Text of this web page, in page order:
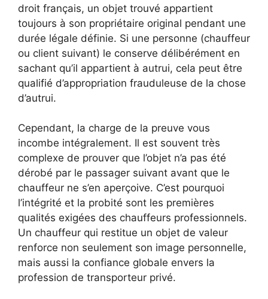
droit français, un objet trouvé appartient
toujours à son propriétaire original pendant une
durée légale définie. Si une personne (chauffeur
ou client suivant) le conserve délibérément en
sachant qu’il appartient à autrui, cela peut être
qualifié d’appropriation frauduleuse de la chose
d’autrui.
Cependant, la charge de la preuve vous
incombe intégralement. Il est souvent très
complexe de prouver que l’objet n’a pas été
dérobé par le passager suivant avant que le
chauffeur ne s’en aperçoive. C’est pourquoi
l’intégrité et la probité sont les premières
qualités exigées des chauffeurs professionnels.
Un chauffeur qui restitue un objet de valeur
renforce non seulement son image personnelle,
mais aussi la confiance globale envers la
profession de transporteur privé.